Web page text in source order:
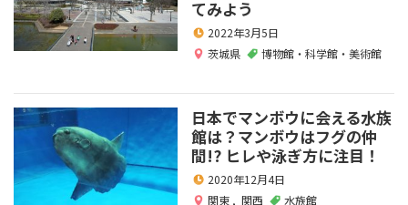
てみよう
2022年3月5日
茨城県
博物館・科学館・美術館
日本でマンボウに会える水族
館は？マンボウはフグの仲
間!? ヒレや泳ぎ方に注目！
2020年12月4日
関東 , 関西 水族館